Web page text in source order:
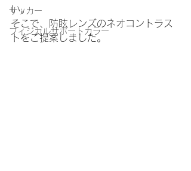
サッカー
フィジカルサポートカラー
い。
そこで、防眩レンズのネオコントラス
トをご提案しました。